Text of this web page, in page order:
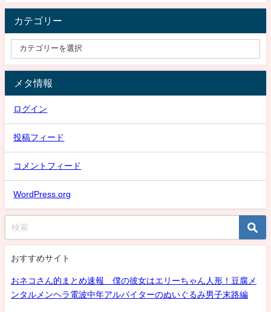
カテゴリー
メタ情報
ログイン
投稿フィード
コメントフィード
WordPress.org
おすすめサイト
おネコさん的まとめ速報 僕の彼女はエリーちゃん人形！豆腐メ
ンタルメンヘラ電波中年アルバイターのぬいぐるみ男子末路編